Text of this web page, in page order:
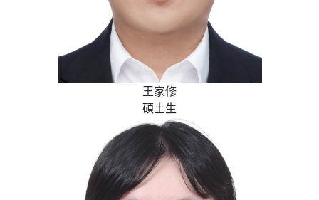
王家修
碩士生